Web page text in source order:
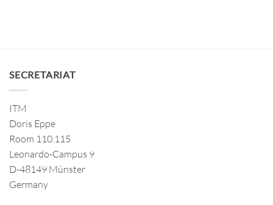
SECRETARIAT
ITM
Doris Eppe
Room 110.115
Leonardo-Campus 9
D-48149 Münster
Germany